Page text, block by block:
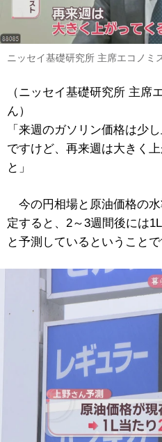
ニッセイ基礎研究所 主席エコノミ
（ニッセイ基礎研究所 主席
ん）
「来週のガソリン価格は少
ですけど、再来週は大きく
と」
今の円相場と原油価格の
定すると、2～3週間後には
と予測しているということで